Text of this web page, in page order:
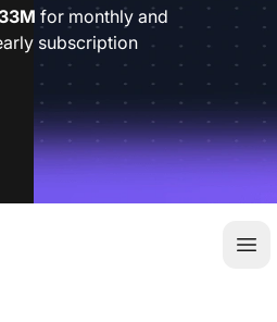
for monthly and
subscription